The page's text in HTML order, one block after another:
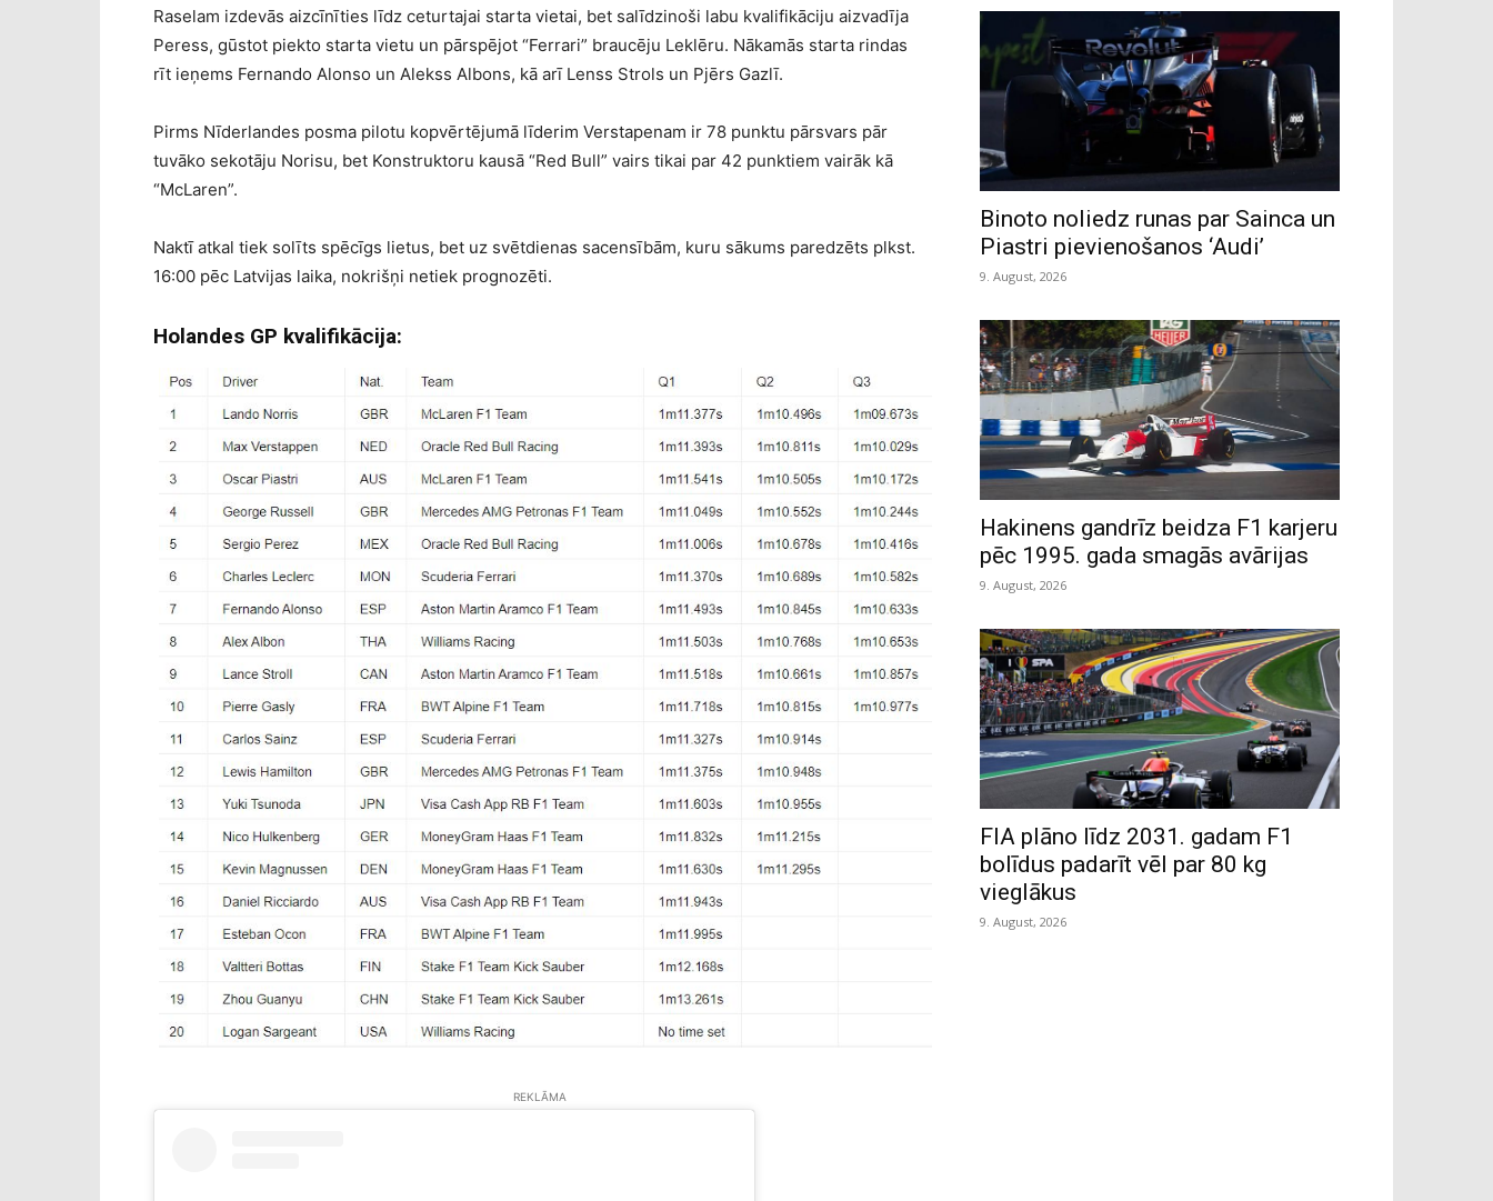
Raselam izdevās aizcīnīties līdz ceturtajai starta vietai, bet salīdzinoši labu kvalifikāciju aizvadīja
Peress, gūstot piekto starta vietu un pārspējot “Ferrari” braucēju Leklēru. Nākamās starta rindas
rīt ieņems Fernando Alonso un Alekss Albons, kā arī Lenss Strols un Pjērs Gazlī.
Pirms Nīderlandes posma pilotu kopvērtējumā līderim Verstapenam ir 78 punktu pārsvars pār
tuvāko sekotāju Norisu, bet Konstruktoru kausā “Red Bull” vairs tikai par 42 punktiem vairāk kā
“McLaren”.
Naktī atkal tiek solīts spēcīgs lietus, bet uz svētdienas sacensībām, kuru sākums paredzēts plkst.
16:00 pēc Latvijas laika, nokrišņi netiek prognozēti.
Holandes GP kvalifikācija:
REKLĀMA
Binoto noliedz runas par Sainca un
Piastri pievienošanos ‘Audi’
9. August, 2026
Hakinens gandrīz beidza F1 karjeru
pēc 1995. gada smagās avārijas
9. August, 2026
FIA plāno līdz 2031. gadam F1
bolīdus padarīt vēl par 80 kg
vieglākus
9. August, 2026